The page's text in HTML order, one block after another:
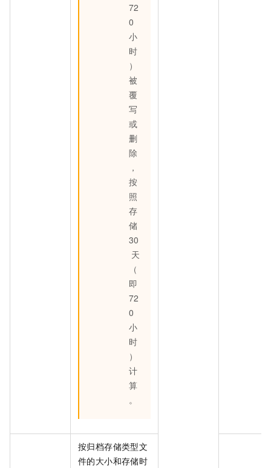
72
0
小
时
）
被
覆
写
或
删
除
，
按
照
存
储
30
天
（
即
72
0
小
时
）
计
算
。
按归档存储类型文
件的大小和存储时